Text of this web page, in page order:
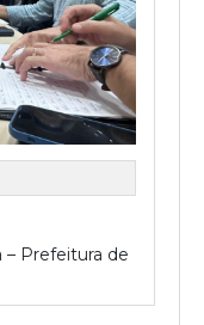
– Prefeitura de